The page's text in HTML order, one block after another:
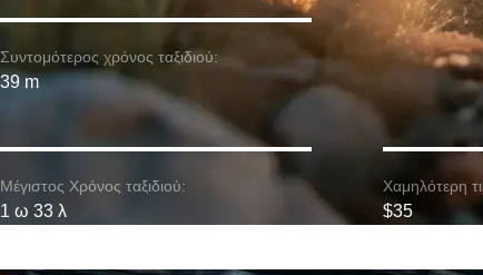
Συντομότερος χρόνος ταξιδιού:
39 m
Μέγιστος Χρόνος ταξιδιού:
1 ω 33 λ
Χαμηλότερη
$35